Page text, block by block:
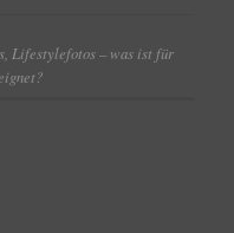
Lifestylefotos – was ist für